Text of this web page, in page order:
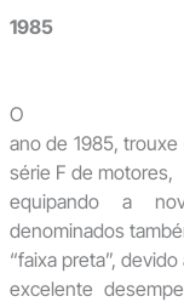
1985
O
ano de 1985,
série F de motores,
equipando a
denominados
“faixa preta”,
excelente